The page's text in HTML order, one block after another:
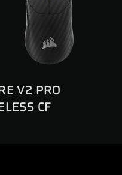
V2 PRO
CF